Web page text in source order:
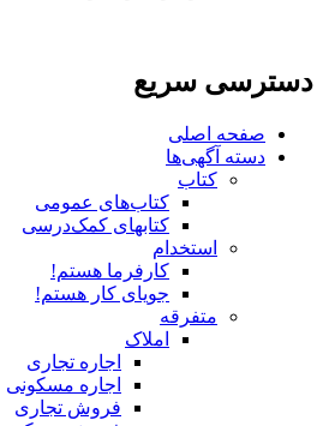
دسترسی سریع
صفحه اصلی
دسته آگهی‌ها
کتاب
کتاب‌های عمومی
کتابهای کمک‌درسی
استخدام
کارفرما هستم!
جویای کار هستم!
متفرقه
املاک
اجاره تجاری
اجاره مسکونی
فروش تجاری